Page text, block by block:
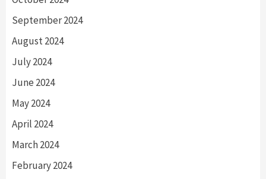
September 2024
August 2024
July 2024
June 2024
May 2024
April 2024
March 2024
February 2024